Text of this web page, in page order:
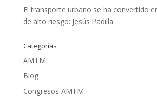
El transporte urbano se ha convertido
de alto riesgo: Jesús Padilla
Categorías
AMTM
Blog
Congresos AMTM